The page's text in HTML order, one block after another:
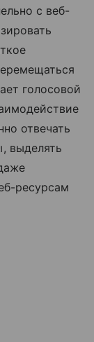
с веб-
голосовой
отвечать
выделять
ресурсам